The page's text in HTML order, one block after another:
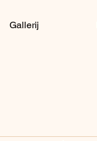
Gallerij